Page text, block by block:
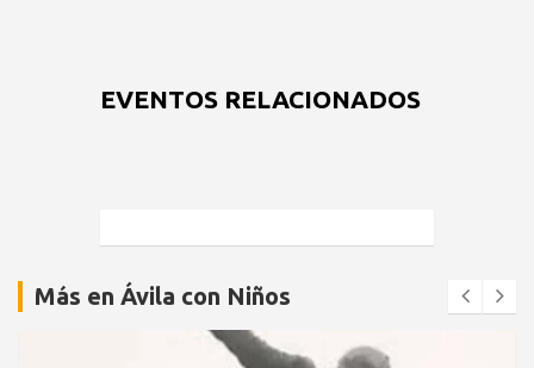
EVENTOS RELACIONADOS
Más en Ávila con Niños